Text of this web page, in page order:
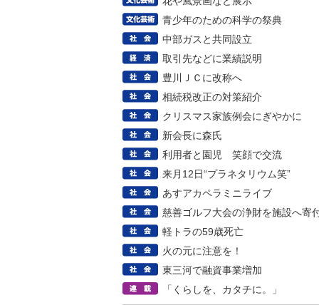
青少年のための科学の祭典
中部ガスと共同設立
取引先などに業績説明
豊川ＪＣに改称へ
相続税改正の対策紹介
クリスマス家族例会にぎやかに
新会長に森氏
利用者と園児 笑顔で交流
来月12日“プラネタリウム笑”
あすアカペラミニライブ
慈善ゴルフ大会の浄財を施設へ寄
軽トラの59歳死亡
火の元に注意を！
東三河で融資事業増加
「くらしを、カタチに。」